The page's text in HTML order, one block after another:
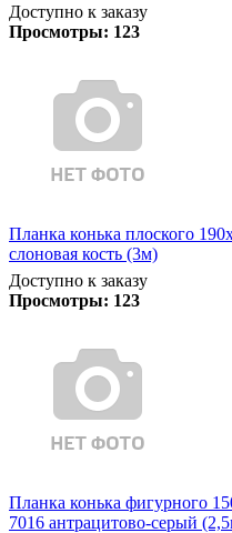
Доступно к заказу
Просмотры: 123
Планка конька плоского
слоновая кость (3м)
Доступно к заказу
Просмотры: 123
Планка конька фигурного
7016 антрацитово-серый